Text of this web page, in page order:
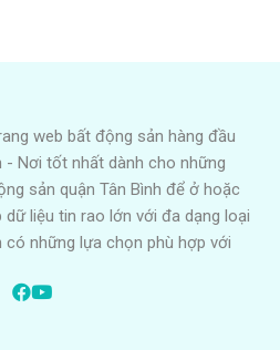
web bất động sản hàng đầu
- Nơi tốt nhất dành cho những
sản quận Tân Bình để ở hoặc
liệu tin rao lớn với đa dạng loại
những lựa chọn phù hợp với